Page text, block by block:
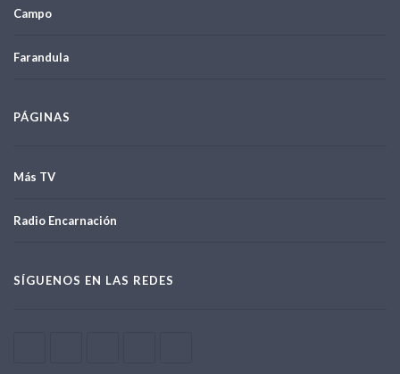
Campo
Farandula
PÁGINAS
Más TV
Radio Encarnación
SÍGUENOS EN LAS REDES